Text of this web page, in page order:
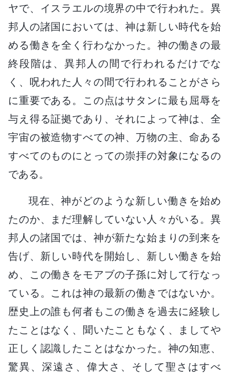
ヤで、イスラエルの境界の中で行われた。異
邦人の諸国においては、神は新しい時代を始
める働きを全く行わなかった。神の働きの最
終段階は、異邦人の間で行われるだけでな
く、呪われた人々の間で行われることがさら
に重要である。この点はサタンに最も屈辱を
与え得る証拠であり、それによって神は、全
宇宙の被造物すべての神、万物の主、命ある
すべてのものにとっての崇拝の対象になるの
である。
現在、神がどのような新しい働きを始め
たのか、まだ理解していない人々がいる。異
邦人の諸国では、神が新たな始まりの到来を
告げ、新しい時代を開始し、新しい働きを始
め、この働きをモアブの子孫に対して行なっ
ている。これは神の最新の働きではないか。
歴史上の誰も何者もこの働きを過去に経験し
たことはなく、聞いたこともなく、ましてや
正しく認識したことはなかった。神の知恵、
驚異、深遠さ、偉大さ、そして聖さはすべ